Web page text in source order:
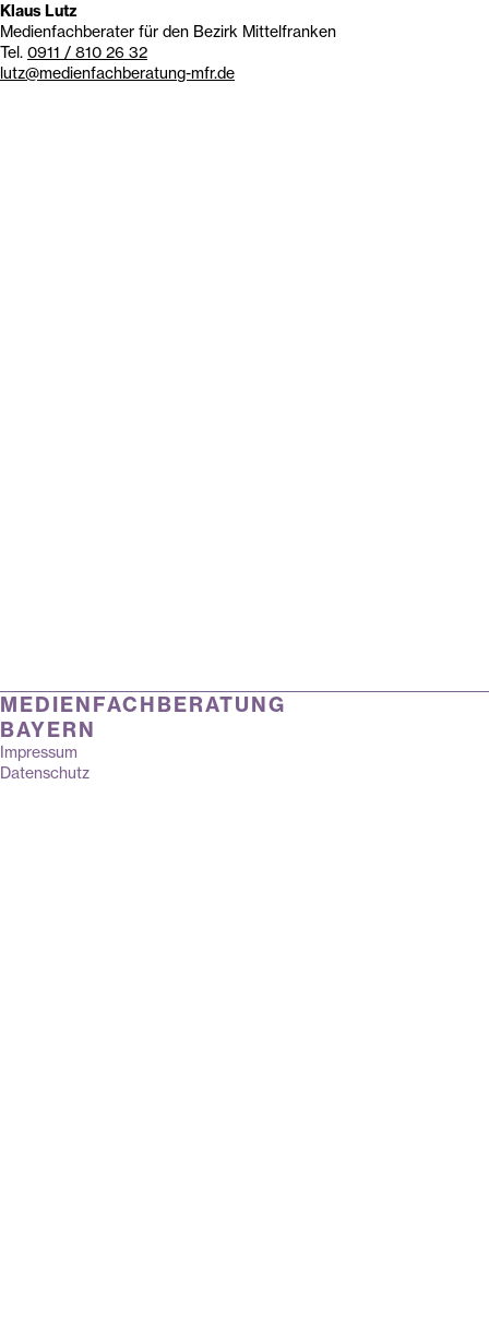
Klaus Lutz
Medienfachberater für den Bezirk Mittelfranken
Tel. 0911 / 810 26 32
lutz@medienfachberatung-mfr.de
MEDIENFACHBERATUNG
BAYERN
Impressum
Datenschutz